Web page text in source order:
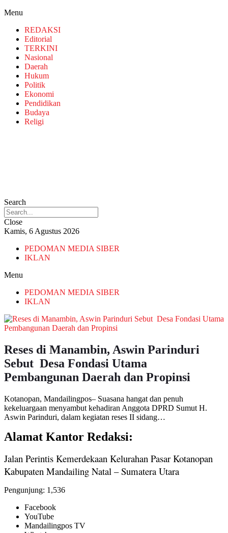
Menu
REDAKSI
Editorial
TERKINI
Nasional
Daerah
Hukum
Politik
Ekonomi
Pendidikan
Budaya
Religi
Search
Close
Kamis, 6 Agustus 2026
PEDOMAN MEDIA SIBER
IKLAN
Menu
PEDOMAN MEDIA SIBER
IKLAN
Reses di Manambin, Aswin Parinduri
Sebut Desa Fondasi Utama
Pembangunan Daerah dan Propinsi
Kotanopan, Mandailingpos– Suasana hangat dan penuh
kekeluargaan menyambut kehadiran Anggota DPRD Sumut H.
Aswin Parinduri, dalam kegiatan reses II sidang…
Alamat Kantor Redaksi:
Jalan Perintis Kemerdekaan Kelurahan Pasar Kotanopan
Kabupaten Mandailing Natal – Sumatera Utara
Pengunjung: 1,536
Facebook
YouTube
Mandailingpos TV